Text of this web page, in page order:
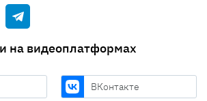
на видеоплатформах
ВКонтакте